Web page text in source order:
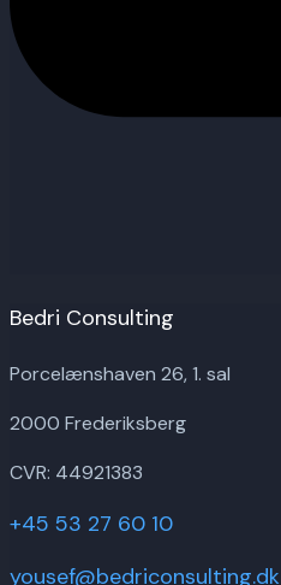
Bedri Consulting
Porcelænshaven 26, 1. sal
2000 Frederiksberg
CVR: 44921383
+45 53 27 60 10
yousef@bedriconsulting.dk